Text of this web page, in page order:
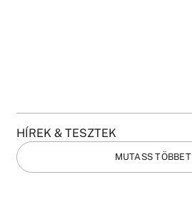
HÍREK & TESZTEK
MUTASS TÖBBET